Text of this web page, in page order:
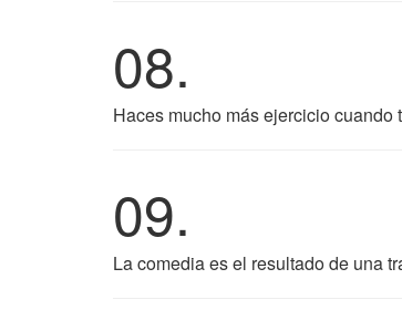
08.
Haces mucho más ejercicio cuando
09.
La comedia es el resultado de una